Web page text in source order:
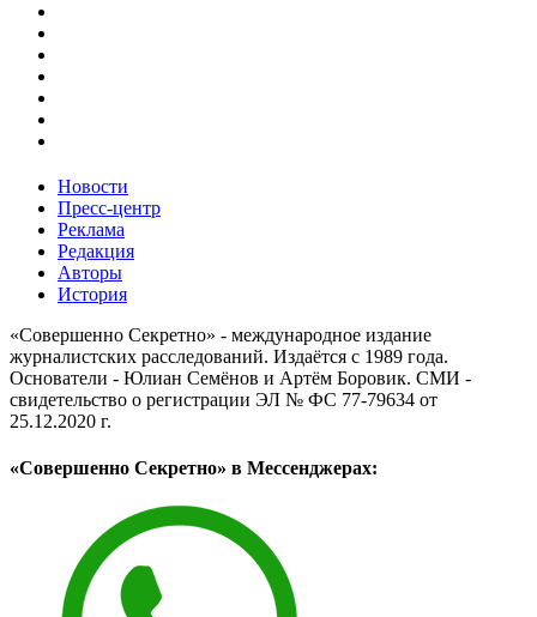
Новости
Пресс-центр
Реклама
Редакция
Авторы
История
«Совершенно Секретно» - международное издание
журналистских расследований. Издаётся с 1989 года.
Основатели - Юлиан Семёнов и Артём Боровик. CМИ -
свидетельство о регистрации ЭЛ № ФС 77-79634 от
25.12.2020 г.
«Совершенно Секретно» в Мессенджерах: